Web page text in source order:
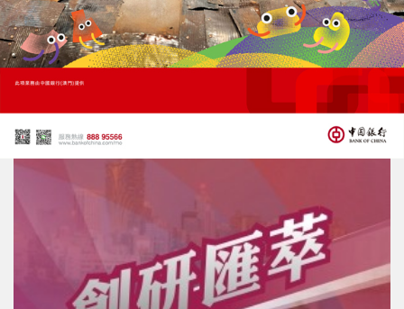
深合區產業聚集的轉型：
規則銜接到「存量激活」的機制轉變
21/07/2026 4127